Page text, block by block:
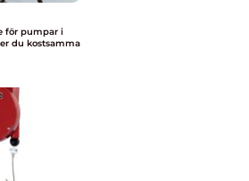
för pumpar i
du kostsamma